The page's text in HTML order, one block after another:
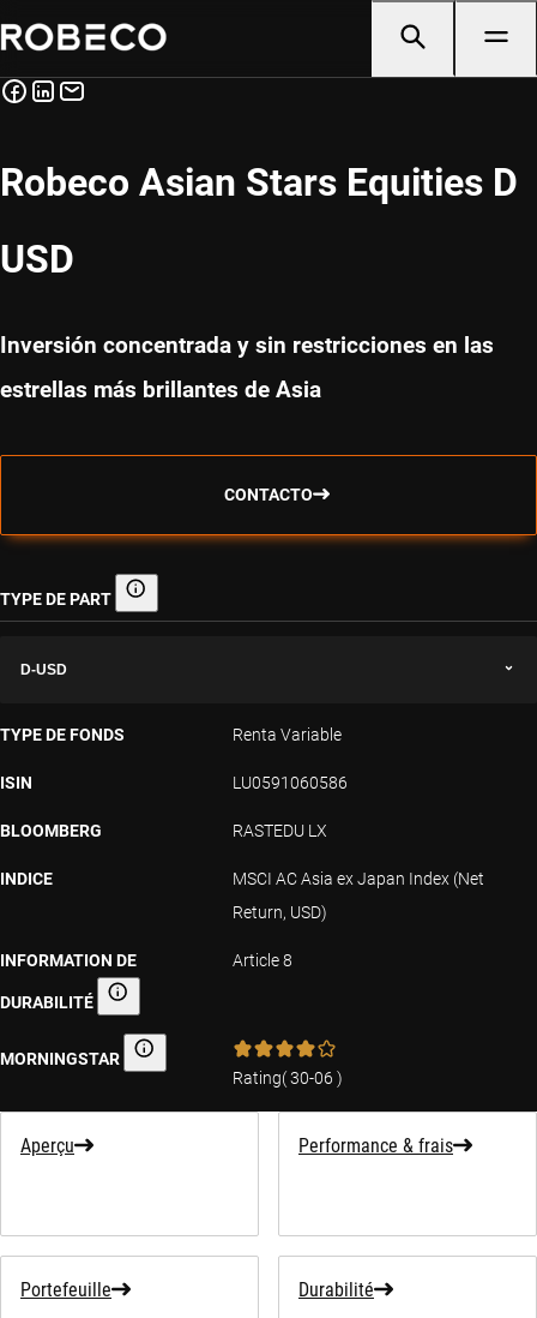
Robeco Asian Stars Equities D
USD
Inversión concentrada y sin restricciones en las
estrellas más brillantes de Asia
CONTACTO
TYPE DE PART Type de part
D-USD
TYPE DE FONDS Renta Variable
ISIN LU0591060586
BLOOMBERG RASTEDU LX
INDICE
MSCI AC Asia ex Japan Index (Net
Return, USD)
INFORMATION DE
DURABILITÉ Information de Durabilité
Article 8
MORNINGSTAR Morningstar
Rating(30-06 )
Aperçu Performance & frais
Portefeuille Durabilité